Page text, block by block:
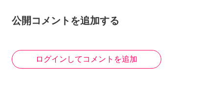
公開コメントを追加する
ログインしてコメントを追加